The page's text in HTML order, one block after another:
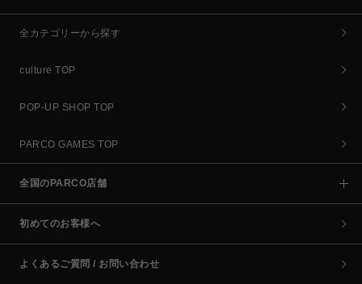
全カテゴリーから探す
culture TOP
POP-UP SHOP TOP
PARCO GAMES TOP
全国のPARCO店舗
初めてのお客様へ
よくあるご質問 / お問い合わせ